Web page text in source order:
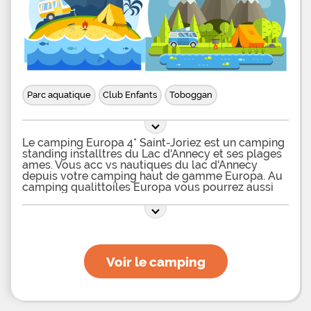
Parc aquatique Club Enfants Toboggan
Le camping Europa 4* Saint-Joriez est un camping
standing installtres du Lac d'Annecy et ses plages
ames. Vous acc vs nautiques du lac d'Annecy
depuis votre camping haut de gamme Europa. Au
camping qualittoiles Europa vous pourrez aussi
dispose d'un complexe aquatique g de bassin en
lagon avec cascades et geysers, bains
pataugeoire avec des jeux aqua-ludiques attend
vos enfants. Dans votre camping 4* Europa, vous
serez logs dans de confortables mobil-homes ou
chalets en bois. Les mobil-homes sont tous de
Chaque logement dispose d'une terrasse en bois
Voir le camping